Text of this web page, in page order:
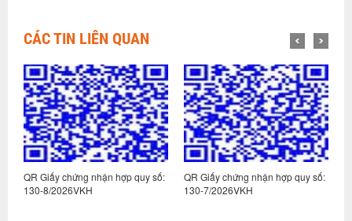
CÁC TIN LIÊN QUAN
QR Giấy chứng nhận hợp quy số:
130-8/2026VKH
QR Giấy chứng nhận hợp quy số:
130-7/2026VKH